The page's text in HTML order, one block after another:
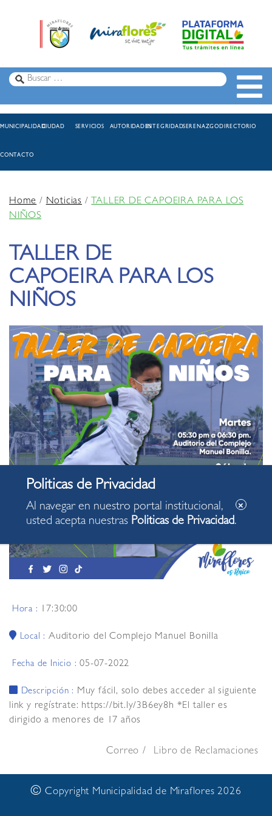
MUNICIPALIDADCIUDAD SERVICIOS AUTORIDADESINTEGRIDADSERENAZGODIRECTORIO
CONTACTO
Home/Noticias /TALLER DE CAPOEIRA PARA LOS
NIÑOS
TALLER DE
CAPOEIRA PARA LOS
NIÑOS
Hora : 17:30:00
Local :Auditorio del Complejo Manuel Bonilla
Fecha de Inicio :05-07-2022
Descripción : Muy fácil, solo debes acceder al siguiente
link y regístrate: https://bit.ly/3B6ey8h *El taller es
dirigido a menores de 17 años
Correo Libro de Reclamaciones
© Copyright Municipalidad de Miraflores 2026
Al navegar en nuestro portal institucional,
usted acepta nuestras Politicas de Privacidad.